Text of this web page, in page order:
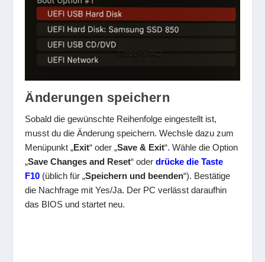
Änderungen speichern
Sobald die gewünschte Reihenfolge eingestellt ist,
musst du die Änderung speichern. Wechsle dazu zum
Menüpunkt „Exit“ oder „Save & Exit“. Wähle die Option
„Save Changes and Reset“ oderdrücke die Taste
F10 (üblich für „Speichern und beenden“). Bestätige
die Nachfrage mit Yes/Ja. Der PC verlässt daraufhin
das BIOS und startet neu.